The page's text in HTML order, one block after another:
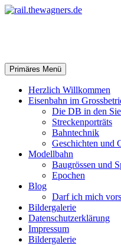
Zum
Suchen
Primäres Menü
Herzlich Willkommen
Eisenbahn im
Die DB in den
Streckenporträts
Bahntechnik
Geschichten und
Modellbahn
Baugrössen und
Epochen
Blog
Darf ich mich
Bildergalerie
Datenschutzerklärung
Impressum
Bildergalerie